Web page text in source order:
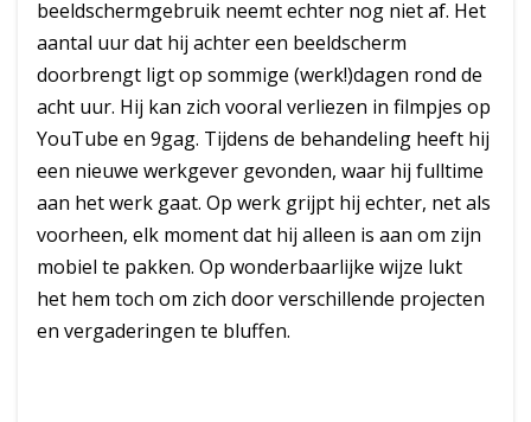
beeldschermgebruik neemt echter nog niet af. Het
aantal uur dat hij achter een beeldscherm
doorbrengt ligt op sommige (werk!)dagen rond de
acht uur. Hij kan zich vooral verliezen in filmpjes op
YouTube en 9gag. Tijdens de behandeling heeft hij
een nieuwe werkgever gevonden, waar hij fulltime
aan het werk gaat. Op werk grijpt hij echter, net als
voorheen, elk moment dat hij alleen is aan om zijn
mobiel te pakken. Op wonderbaarlijke wijze lukt
het hem toch om zich door verschillende projecten
en vergaderingen te bluffen.